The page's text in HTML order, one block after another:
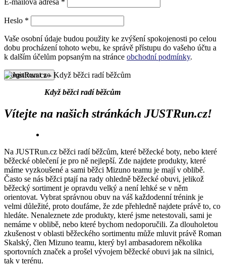
Heslo *
Vaše osobní údaje budou použity ke zvýšení spokojenosti po celou
dobu procházení tohoto webu, ke správě přístupu do vašeho účtu a
k dalším účelům popsaným na stránce obchodní podmínky.
Registrovat se
Když běžci radí běžcům
Vítejte na našich stránkách JUSTRun.cz!
Na JUSTRun.cz běžci radí běžcům, které běžecké boty, nebo které
běžecké oblečení je pro ně nejlepší. Zde najdete produkty, které
máme vyzkoušené a sami běžci Mizuno teamu je mají v oblibě.
Často se nás běžci ptají na rady ohledně běžecké obuvi, jelikož
běžecký sortiment je opravdu velký a není lehké se v něm
orientovat. Vybrat správnou obuv na váš každodenní trénink je
velmi důležité, proto doufáme, že zde přehledně najdete právě to, co
hledáte. Nenaleznete zde produkty, které jsme netestovali, sami je
nemáme v oblibě, nebo které bychom nedoporučili. Za dlouholetou
zkušenost v oblasti běžeckého sortimentu může mluvit právě Roman
Skalský, člen Mizuno teamu, který byl ambasadorem několika
sportovních značek a prošel vývojem běžecké obuvi jak na silnici,
tak v terénu.